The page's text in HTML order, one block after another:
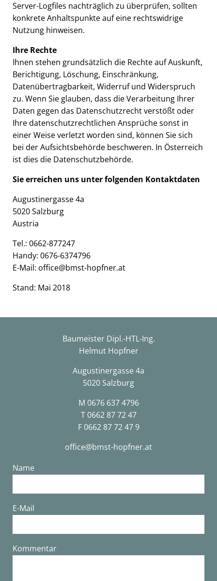
Server-Logfiles nachträglich zu überprüfen, sollten
konkrete Anhaltspunkte auf eine rechtswidrige
Nutzung hinweisen.
Ihre Rechte
Ihnen stehen grundsätzlich die Rechte auf Auskunft,
Berichtigung, Löschung, Einschränkung,
Datenübertragbarkeit, Widerruf und Widerspruch
zu. Wenn Sie glauben, dass die Verarbeitung Ihrer
Daten gegen das Datenschutzrecht verstößt oder
Ihre datenschutzrechtlichen Ansprüche sonst in
einer Weise verletzt worden sind, können Sie sich
bei der Aufsichtsbehörde beschweren. In Österreich
ist dies die Datenschutzbehörde.
Sie erreichen uns unter folgenden Kontaktdaten
Augustinergasse 4a
5020 Salzburg
Austria
Tel.: 0662-877247
Handy: 0676-6374796
E-Mail: office@bmst-hopfner.at
Stand: Mai 2018
Baumeister Dipl.-HTL-Ing.
Helmut Hopfner
Augustinergasse 4a
5020 Salzburg
M 0676 637 4796
T0662 87 72 47
F 0662 87 72 47 9
office@bmst-hopfner.at
Name
E-Mail
Bitte lasse dieses Feld leer.
Kommentar